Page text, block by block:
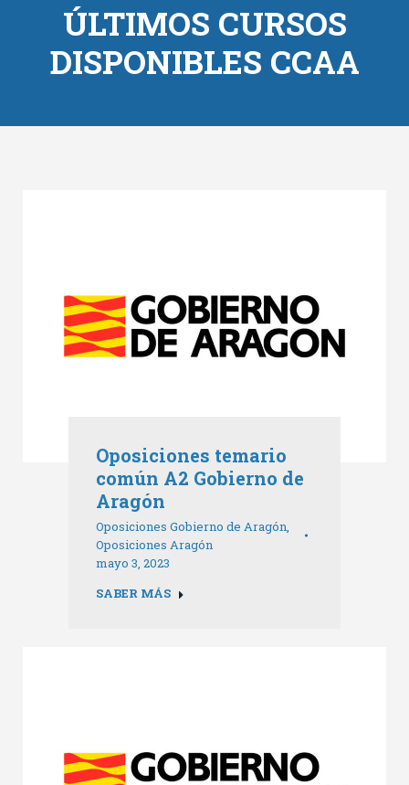
ÚLTIMOS CURSOS
DISPONIBLES CCAA
Oposiciones temario
común A2 Gobierno de
Aragón
Oposiciones Gobierno de Aragón,
Oposiciones Aragón
mayo 3, 2023
SABER MÁS